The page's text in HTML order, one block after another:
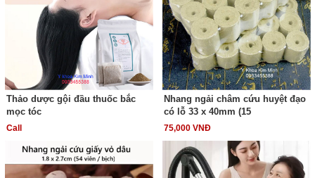
Thảo dược gội đầu thuốc bắc
mọc tóc
Call
Nhang ngải châm cứu huyệt đạo
có lỗ 33 x 40mm (15
75,000 VNĐ